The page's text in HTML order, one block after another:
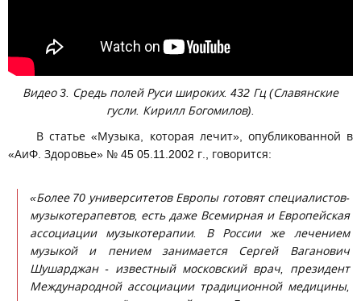
Видео 3. Средь полей Руси широких. 432 Гц (Славянские
гусли. Кирилл Богомилов).
В статье «Музыка, которая лечит», опубликованной в
«АиФ. Здоровье» № 45 05.11.2002 г., говорится:
«Более 70 университетов Европы готовят специалистов-
музыкотерапевтов, есть даже Всемирная и Европейская
ассоциации музыкотерапии. В России же лечением
музыкой и пением занимается Сергей Ваганович
Шушарджан - известный московский врач, президент
Международной ассоциации традиционной медицины,